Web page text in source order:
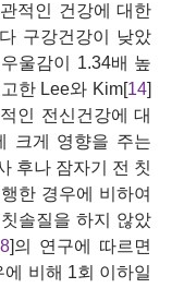
적인 건강에 대한
구강건강이 낮았
울감이 1.34배 높
한 Lee와 Kim[14]
인 전신건강에 대
크게 영향을 주는
후나 잠자기 전 칫
한 경우에 비하여
솔질을 하지 않았
]의 연구에 따르면
비해 1회 이하일